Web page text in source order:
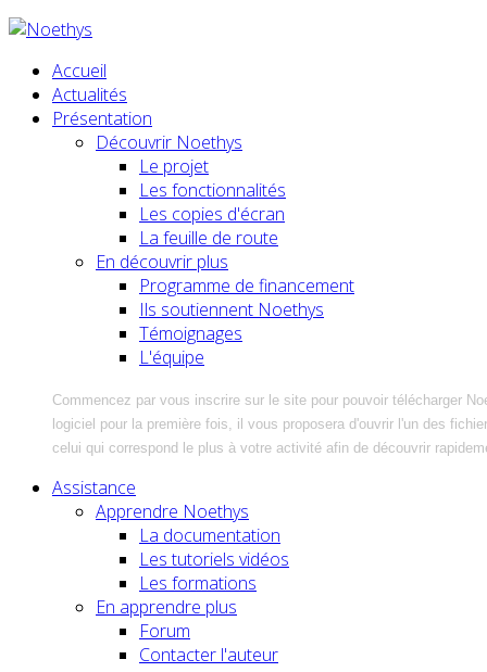
Accueil
Actualités
Présentation
Découvrir Noethys
Le projet
Les fonctionnalités
Les copies d'écran
La feuille de route
En découvrir plus
Programme de financement
Ils soutiennent Noethys
Témoignages
L'équipe
Commencez par vous inscrire sur le site pour pouvoir télécharger
logiciel pour la première fois, il vous proposera d'ouvrir l'un des
celui qui correspond le plus à votre activité afin de découvrir
Assistance
Apprendre Noethys
La documentation
Les tutoriels vidéos
Les formations
En apprendre plus
Forum
Contacter l'auteur